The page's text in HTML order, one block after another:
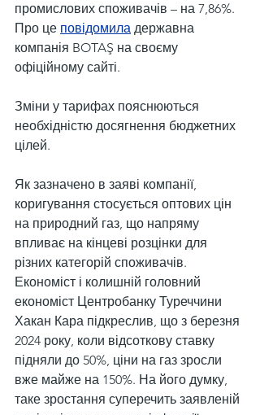
промислових споживачів – на 7,86%.
Про це повідомила державна
компанія BOTAŞ на своєму
офіційному сайті.
Зміни у тарифах пояснюються
необхідністю досягнення бюджетних
цілей.
Як зазначено в заяві компанії,
коригування стосується оптових цін
на природний газ, що напряму
впливає на кінцеві розцінки для
різних категорій споживачів.
Економіст і колишній головний
економіст Центробанку Туреччини
Хакан Кара підкреслив, що з березня
2024 року, коли відсоткову ставку
підняли до 50%, ціни на газ зросли
вже майже на 150%. На його думку,
таке зростання суперечить заявленій